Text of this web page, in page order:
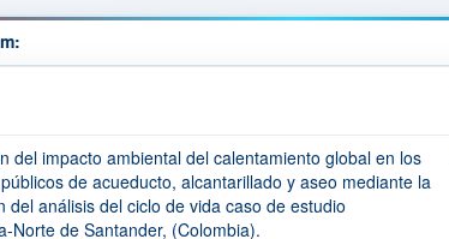
del impacto ambiental del calentamiento global en los
de acueducto, alcantarillado y aseo mediante la
del análisis del ciclo de vida caso de estudio
Norte de Santander, (Colombia).